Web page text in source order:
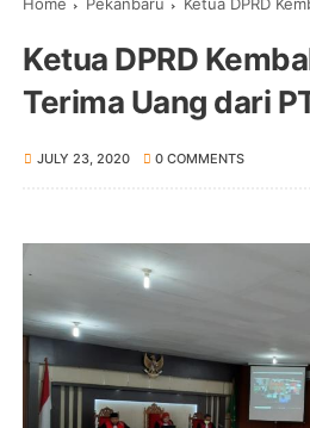
Ketua DPRD
Terima Uang dari
JULY 23, 2020 0 COMMENTS